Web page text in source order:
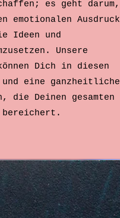
es geht darum,
emotionalen Ausdruck
Ideen und
Unsere
Dich in diesen
eine ganzheitliche
die Deinen gesamten
bereichert.